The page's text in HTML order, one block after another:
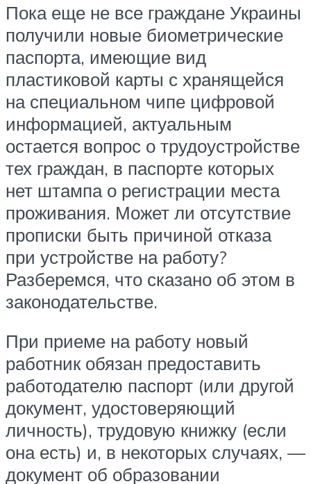
Пока еще не все граждане Украины
получили новые биометрические
паспорта, имеющие вид
пластиковой карты с хранящейся
на специальном чипе цифровой
информацией, актуальным
остается вопрос о трудоустройстве
тех граждан, в паспорте которых
нет штампа о регистрации места
проживания. Может ли отсутствие
прописки быть причиной отказа
при устройстве на работу?
Разберемся, что сказано об этом в
законодательстве.
При приеме на работу новый
работник обязан предоставить
работодателю паспорт (или другой
документ, удостоверяющий
личность), трудовую книжку (если
она есть) и, в некоторых случаях, —
документ об образовании